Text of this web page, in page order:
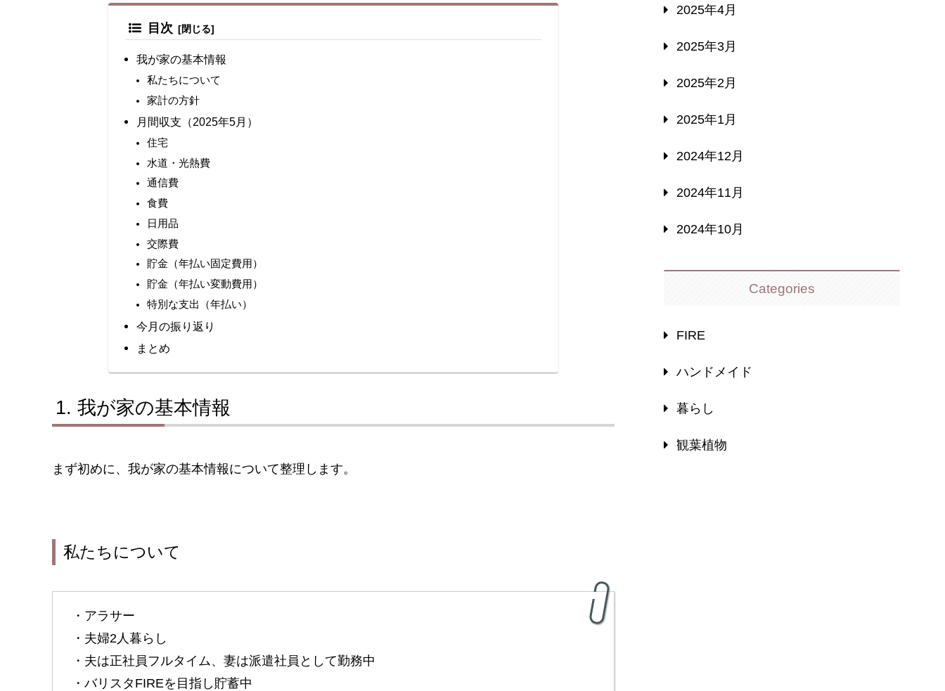
目次
我が家の基本情報
私たちについて
家計の方針
月間収支（2025年5月）
住宅
水道・光熱費
通信費
食費
日用品
交際費
貯金（年払い固定費用）
貯金（年払い変動費用）
特別な支出（年払い）
今月の振り返り
まとめ
我が家の基本情報
まず初めに、我が家の基本情報について整理します。
私たちについて
・アラサー
・夫婦2人暮らし
・夫は正社員フルタイム、妻は派遣社員として勤務中
・バリスタFIREを目指し貯蓄中
2025年4月
2025年3月
2025年2月
2025年1月
2024年12月
2024年11月
2024年10月
Categories
FIRE
ハンドメイド
暮らし
観葉植物